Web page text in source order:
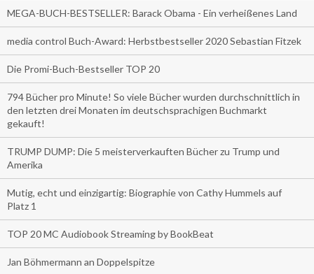
MEGA-BUCH-BESTSELLER: Barack Obama - Ein verheißenes Land
media control Buch-Award: Herbstbestseller 2020 Sebastian Fitzek
Die Promi-Buch-Bestseller TOP 20
794 Bücher pro Minute! So viele Bücher wurden durchschnittlich in
den letzten drei Monaten im deutschsprachigen Buchmarkt
gekauft!
TRUMP DUMP: Die 5 meisterverkauften Bücher zu Trump und
Amerika
Mutig, echt und einzigartig: Biographie von Cathy Hummels auf
Platz 1
TOP 20 MC Audiobook Streaming by BookBeat
Jan Böhmermann an Doppelspitze